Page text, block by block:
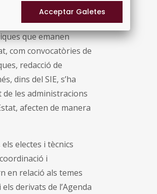
(SIE) de l’FMC,
europea que afecta
que emanen
com convocatòries de
redacció de
dins del SIE, s’ha
les administracions
afecten de manera
els electes i tècnics
i
en relació als temes
derivats de l’Agenda